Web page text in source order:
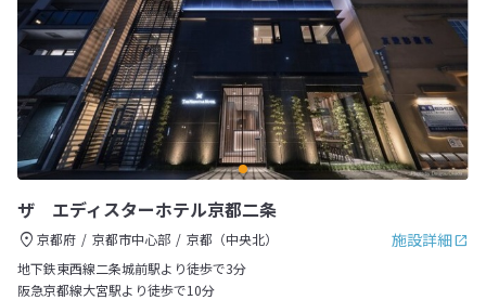
ザ エディスターホテル京都二条
施設詳細
京都府 京都市中心部
京都（中央北）
地下鉄東西線二条城前駅より徒歩で3分
阪急京都線大宮駅より徒歩で10分